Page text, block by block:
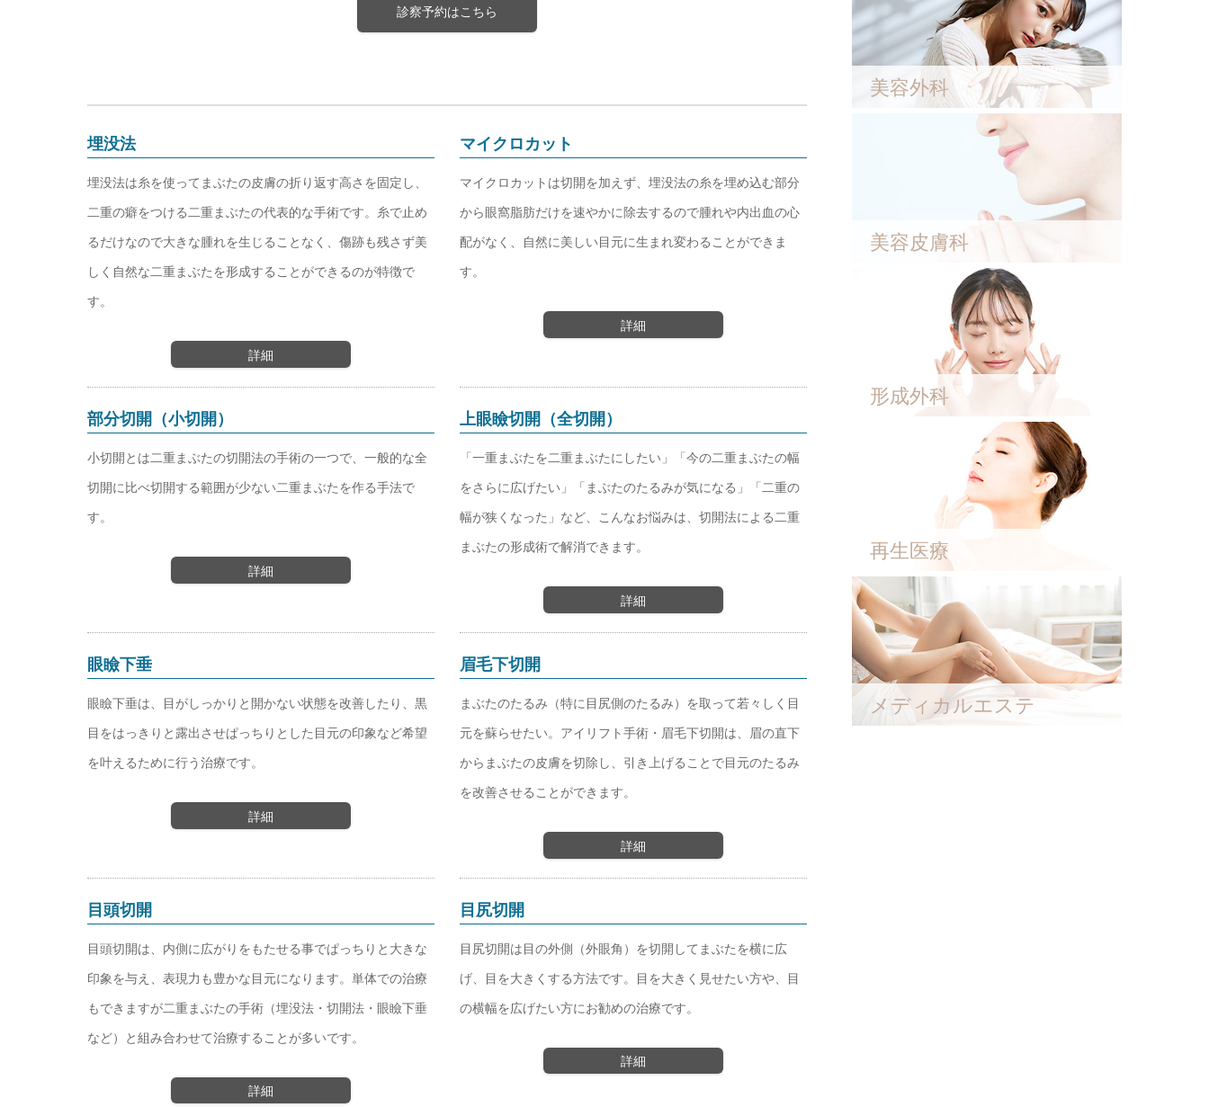
診察予約はこちら
埋没法
埋没法は糸を使ってまぶたの皮膚の折り返す高さを固定し、
二重の癖をつける二重まぶたの代表的な手術です。糸で止め
るだけなので大きな腫れを生じることなく、傷跡も残さず美
しく自然な二重まぶたを形成することができるのが特徴で
す。
詳細
マイクロカット
マイクロカットは切開を加えず、埋没法の糸を埋め込む部分
から眼窩脂肪だけを速やかに除去するので腫れや内出血の心
配がなく、自然に美しい目元に生まれ変わることができま
す。
詳細
部分切開（小切開）
小切開とは二重まぶたの切開法の手術の一つで、一般的な全
切開に比べ切開する範囲が少ない二重まぶたを作る手法で
す。
詳細
上眼瞼切開（全切開）
「一重まぶたを二重まぶたにしたい」「今の二重まぶたの幅
をさらに広げたい」「まぶたのたるみが気になる」「二重の
幅が狭くなった」など、こんなお悩みは、切開法による二重
まぶたの形成術で解消できます。
詳細
眼瞼下垂
眼瞼下垂は、目がしっかりと開かない状態を改善したり、黒
目をはっきりと露出させぱっちりとした目元の印象など希望
を叶えるために行う治療です。
詳細
眉毛下切開
まぶたのたるみ（特に目尻側のたるみ）を取って若々しく目
元を蘇らせたい。アイリフト手術・眉毛下切開は、眉の直下
からまぶたの皮膚を切除し、引き上げることで目元のたるみ
を改善させることができます。
詳細
目頭切開
目頭切開は、内側に広がりをもたせる事でぱっちりと大きな
印象を与え、表現力も豊かな目元になります。単体での治療
もできますが二重まぶたの手術（埋没法・切開法・眼瞼下垂
など）と組み合わせて治療することが多いです。
詳細
目尻切開
目尻切開は目の外側（外眼角）を切開してまぶたを横に広
げ、目を大きくする方法です。目を大きく見せたい方や、目
の横幅を広げたい方にお勧めの治療です。
詳細
美容外科
美容皮膚科
形成外科
再生医療
メディカルエステ